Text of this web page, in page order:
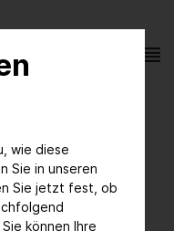
wie diese
Sie in unseren
Sie jetzt fest, ob
können Ihre